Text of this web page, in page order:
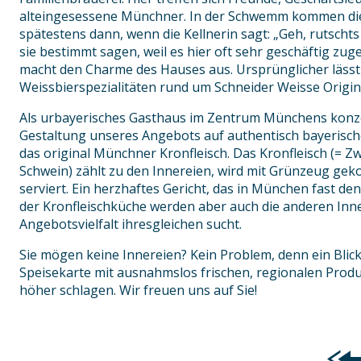
alteingesessene Münchner. In der Schwemm kommen
spätestens dann, wenn die Kellnerin sagt: „Geh,
sie bestimmt sagen, weil es hier oft sehr geschäftig
macht den Charme des Hauses aus. Ursprünglicher
Weissbierspezialitäten rund um Schneider Weisse
Als urbayerisches Gasthaus im Zentrum Münchens
Gestaltung unseres Angebots auf authentisch
das original Münchner Kronfleisch. Das Kronfleisch (=
Schwein) zählt zu den Innereien, wird mit Grünzeug
serviert. Ein herzhaftes Gericht, das in München fast
der Kronfleischküche werden aber auch die anderen
Angebotsvielfalt ihresgleichen sucht.
Sie mögen keine Innereien? Kein Problem, denn ein
Speisekarte mit ausnahmslos frischen, regionalen
höher schlagen. Wir freuen uns auf Sie!